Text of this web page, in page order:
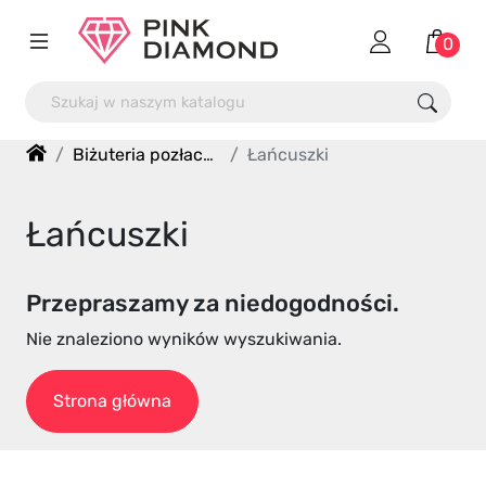
0
Biżuteria pozłacana Łańcuszki
Łańcuszki
Przepraszamy za niedogodności.
Nie znaleziono wyników wyszukiwania.
Strona główna